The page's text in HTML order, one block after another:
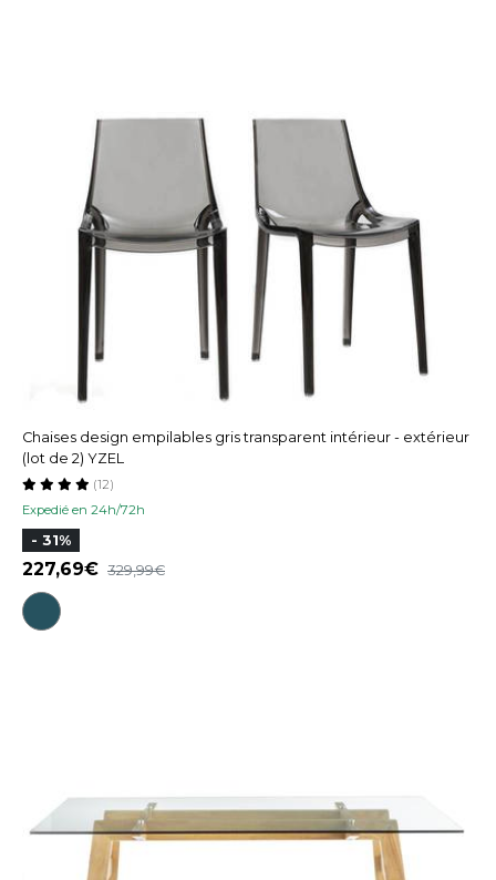
Chaises design empilables gris transparent intérieur - extérieur
(lot de 2) YZEL
Expedié en 24h/72h
(12)
- 31%
227,69 329,99